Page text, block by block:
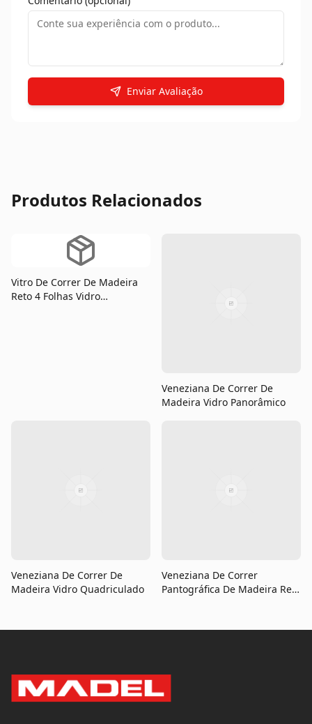
Enviar Avaliação
Produtos Relacionados
Vitro De Correr De Madeira
Reto 4 Folhas Vidro
Veneziana De Correr De
Madeira Vidro Panorâmico
Veneziana De Correr De
Madeira Vidro Quadriculado
Veneziana De Correr
Pantográfica De Madeira Reto